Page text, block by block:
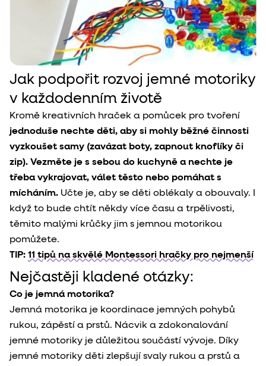
Jak podpořit rozvoj jemné motoriky
v každodenním životě
Kromě kreativních hraček a pomůcek pro tvoření
jednoduše nechte děti, aby si mohly běžné činnosti
vyzkoušet samy (zavázat boty, zapnout knoflíky či
zip). Vezměte je s sebou do kuchyně a nechte je
třeba vykrajovat, válet těsto nebo pomáhat s
mícháním. Učte je, aby se děti oblékaly a obouvaly. I
když to bude chtít někdy více času a trpělivosti,
těmito malými krůčky jim s jemnou motorikou
pomůžete.
TIP: 11 tipů na skvělé Montessori hračky pro nejmenší
Nejčastěji kladené otázky:
Co je jemná motorika?
Jemná motorika je koordinace jemných pohybů
rukou, zápěstí a prstů. Nácvik a zdokonalování
jemné motoriky je důležitou součástí vývoje. Díky
jemné motoriky děti zlepšují svaly rukou a prstů a